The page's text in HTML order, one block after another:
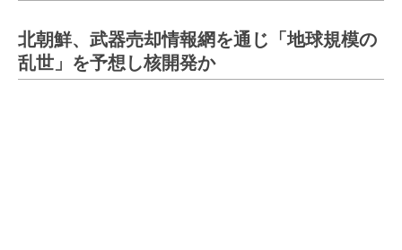
北朝鮮、武器売却情報網を通じ「地球規模の
乱世」を予想し核開発か